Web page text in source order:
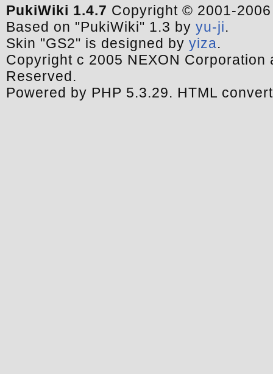
PukiWiki 1.4.7 Copyright © 2001-
Based on "PukiWiki" 1.3 by yu-ji.
Skin "GS2" is designed by yiza.
Copyright c 2005 NEXON
Reserved.
Powered by PHP 5.3.29. HTML